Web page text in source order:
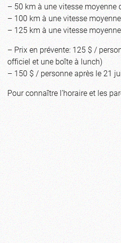
– 50 km à une vitesse moyenne
– 100 km à une vitesse
– 125 km à une vitesse
– Prix en prévente: 125 $ /
officiel et une boîte à lunch)
– 150 $ / personne après le 21
Pour connaître l’horaire et les